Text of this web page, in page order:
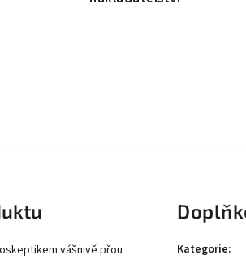
vášnivě přou
Kategorie: